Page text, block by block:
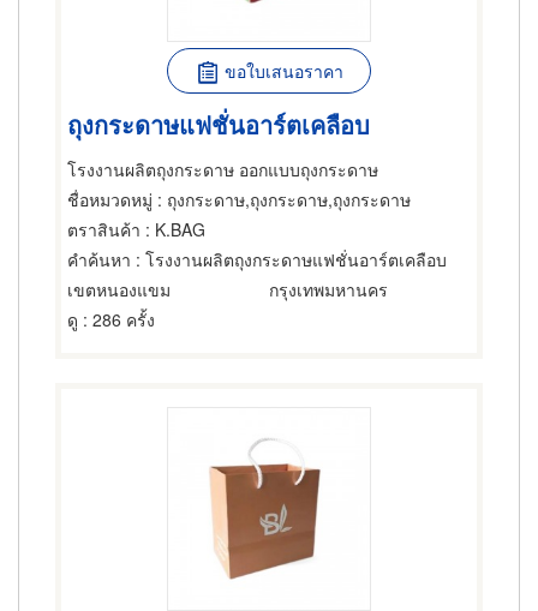
ขอใบเสนอราคา
ถุงกระดาษแฟชั่นอาร์ตเคลือบ
โรงงานผลิตถุงกระดาษ ออกแบบถุงกระดาษ
ชื่อหมวดหมู่ : ถุงกระดาษ,ถุงกระดาษ,ถุงกระดาษ
ตราสินค้า : K.BAG
คำค้นหา : โรงงานผลิตถุงกระดาษแฟชั่นอาร์ตเคลือบ
เขตหนองแขม
กรุงเทพมหานคร
ดู : 286 ครั้ง